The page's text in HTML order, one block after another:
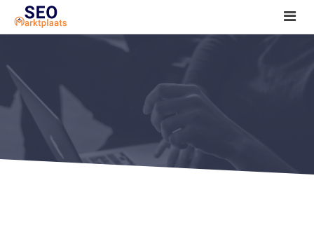
SEO tools reviews
Marketeer bij jou in de buurt?
Offerte
1. Seo voor beginners +
2. Onderzoeken +